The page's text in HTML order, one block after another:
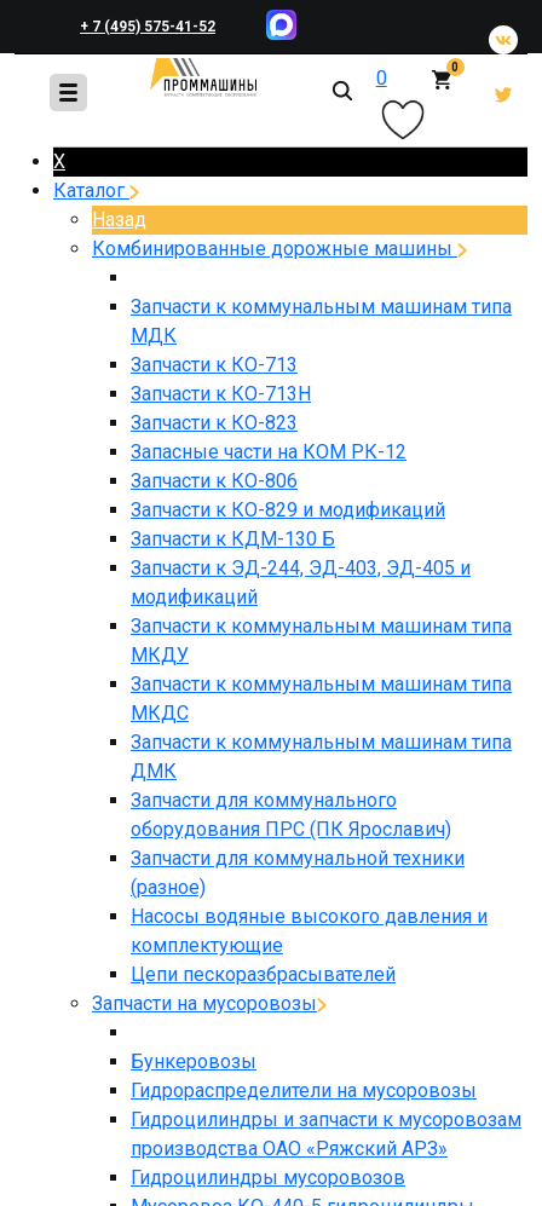
+ 7 (495) 575-41-52
+ 7 (495) 648-45-83 0 0
X
Каталог
Назад
Комбинированные дорожные машины
Запчасти к коммунальным машинам типа
МДК
Запчасти к КО-713
Запчасти к КО-713Н
Запчасти к КО-823
Запасные части на КОМ РК-12
Запчасти к КО-806
Запчасти к КО-829 и модификаций
Запчасти к КДМ-130 Б
Запчасти к ЭД-244, ЭД-403, ЭД-405 и
модификаций
Запчасти к коммунальным машинам типа
МКДУ
Запчасти к коммунальным машинам типа
МКДС
Запчасти к коммунальным машинам типа
ДМК
Запчасти для коммунального
оборудования ПРС (ПК Ярославич)
Запчасти для коммунальной техники
(разное)
Насосы водяные высокого давления и
комплектующие
Цепи пескоразбрасывателей
Запчасти на мусоровозы
Бункеровозы
Гидрораспределители на мусоровозы
Гидроцилиндры и запчасти к мусоровозам
производства ОАО «Ряжский АРЗ»
Гидроцилиндры мусоровозов